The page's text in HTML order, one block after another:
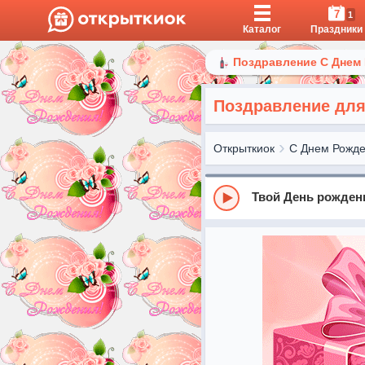
Каталог
7 1
Праздники
Поздравление С
Поздравление
Открыткиок С Днем
Твой День